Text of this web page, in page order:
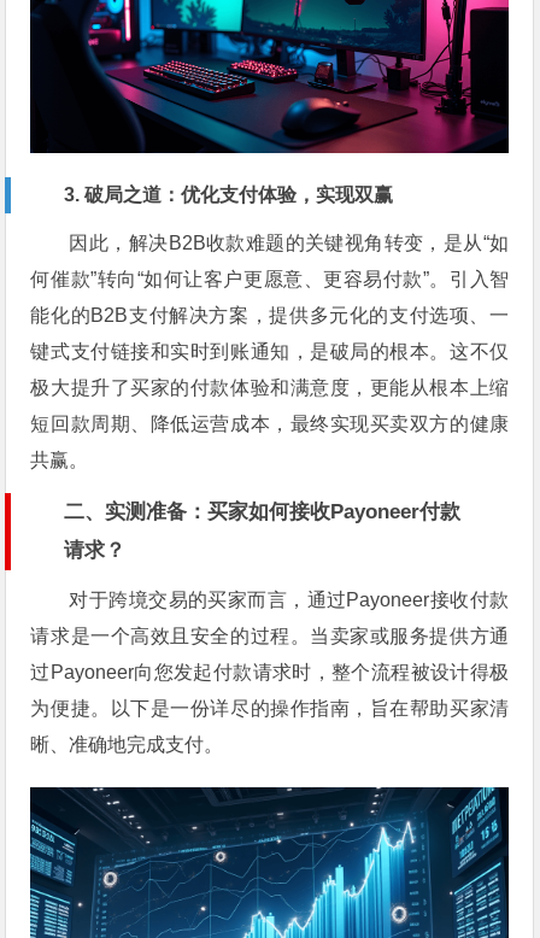
3. 破局之道：优化支付体验，实现双赢
因此，解决B2B收款难题的关键视角转变，是从“如
何催款”转向“如何让客户更愿意、更容易付款”。引入智
能化的B2B支付解决方案，提供多元化的支付选项、一
键式支付链接和实时到账通知，是破局的根本。这不仅
极大提升了买家的付款体验和满意度，更能从根本上缩
短回款周期、降低运营成本，最终实现买卖双方的健康
共赢。
二、实测准备：买家如何接收Payoneer付款
请求？
对于跨境交易的买家而言，通过Payoneer接收付款
请求是一个高效且安全的过程。当卖家或服务提供方通
过Payoneer向您发起付款请求时，整个流程被设计得极
为便捷。以下是一份详尽的操作指南，旨在帮助买家清
晰、准确地完成支付。